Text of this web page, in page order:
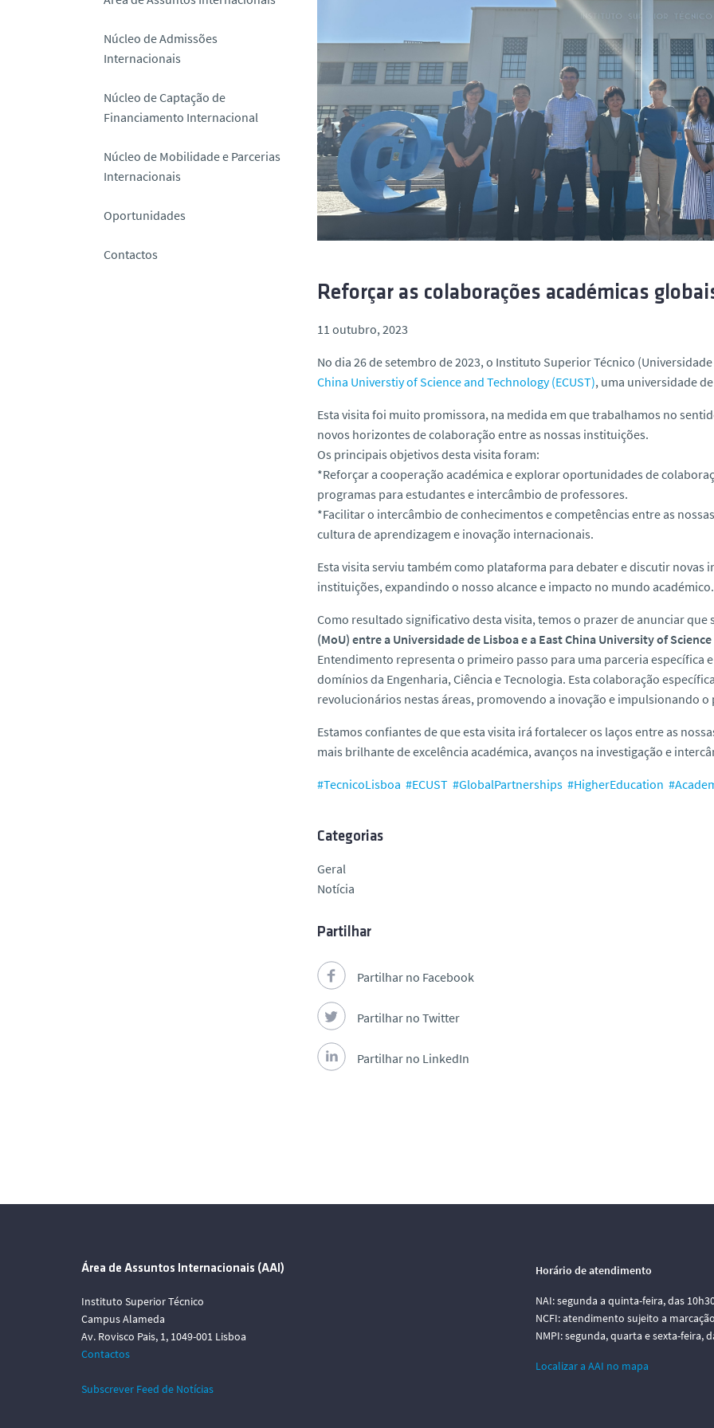
Núcleo de Admissões
Internacionais
Núcleo de Captação de
Financiamento Internacional
Núcleo de Mobilidade e Parcerias
Internacionais
Oportunidades
Contactos
Reforçar as colaborações académicas
11 outubro, 2023
No dia 26 de setembro de 2023, o Instituto Superior Técnico
China Universtiy of Science and Technology (ECUST), uma universidade
Esta visita foi muito promissora, na medida em que trabalhamos no
novos horizontes de colaboração entre as nossas instituições.
Os principais objetivos desta visita foram:
*Reforçar a cooperação académica e explorar oportunidades de
programas para estudantes e intercâmbio de professores.
*Facilitar o intercâmbio de conhecimentos e competências entre as
cultura de aprendizagem e inovação internacionais.
Esta visita serviu também como plataforma para debater e discutir novas
instituições, expandindo o nosso alcance e impacto no mundo académico.
Como resultado significativo desta visita, temos o prazer de anunciar que
(MoU) entre a Universidade de Lisboa e a East China University of
Entendimento representa o primeiro passo para uma parceria específica
domínios da Engenharia, Ciência e Tecnologia. Esta colaboração
revolucionários nestas áreas, promovendo a inovação e impulsionando o
Estamos confiantes de que esta visita irá fortalecer os laços entre as
mais brilhante de excelência académica, avanços na investigação e
#TecnicoLisboa #ECUST #GlobalPartnerships #HigherEducation
Categorias
Geral
Notícia
Partilhar
Partilhar no Facebook
Partilhar no Twitter
Partilhar no LinkedIn
Área de Assuntos Internacionais (AAI)
Instituto Superior Técnico
Campus Alameda
Av. Rovisco Pais, 1, 1049-001 Lisboa
Contactos
Subscrever Feed de Notícias
Horário de atendimento
NAI: segunda a quinta-feira, das
NCFI: atendimento sujeito a
NMPI: segunda, quarta e sexta-feira,
Localizar a AAI no mapa